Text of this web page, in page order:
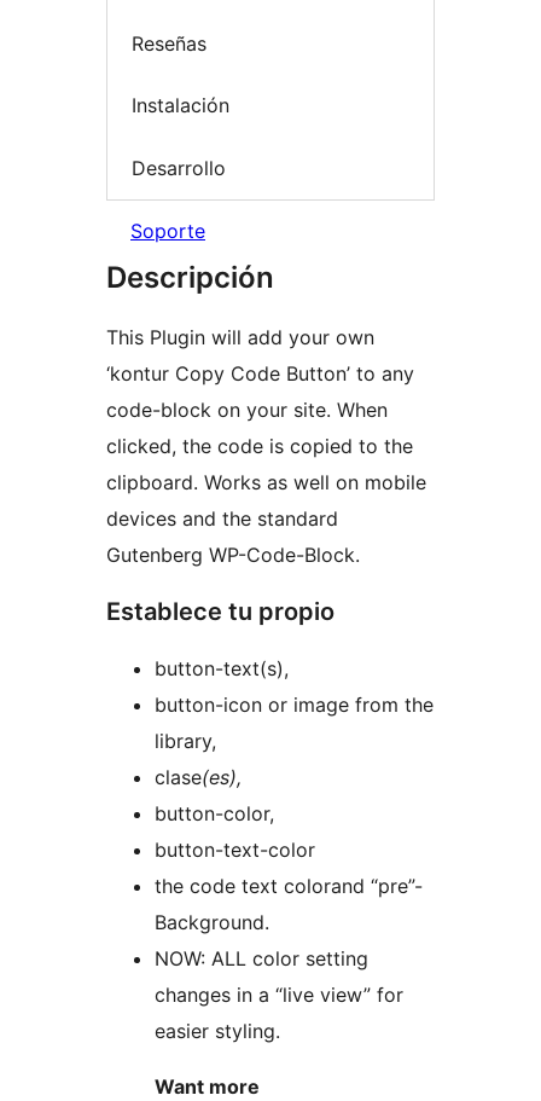
Reseñas
Instalación
Desarrollo
Soporte
Descripción
This Plugin will add your own
‘kontur Copy Code Button’ to any
code-block on your site. When
clicked, the code is copied to the
clipboard. Works as well on mobile
devices and the standard
Gutenberg WP-Code-Block.
Establece tu propio
button-text(s),
button-icon or image from the
library,
clase(es),
button-color,
button-text-color
the code text colorand “pre”-
Background.
NOW: ALL color setting
changes in a “live view” for
easier styling.
Want more